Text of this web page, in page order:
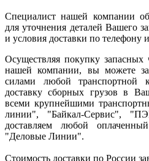
Специалист нашей компании
для уточнения деталей Вашего
и условия доставки по телефону
Осуществляя покупку запасных
нашей компании, вы можете
силами любой транспортной
доставку сборных грузов в
всеми крупнейшими
линии", "Байкал-Сервис",
доставляем любой
"Деловые Линии".
Стоимость доставки по России